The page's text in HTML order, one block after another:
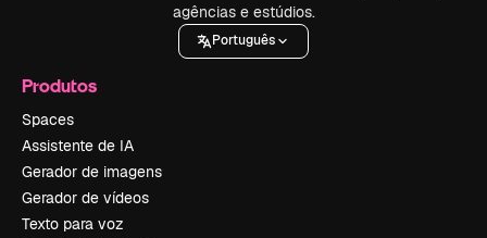
agências e estúdios.
Português
Produtos
Spaces
Assistente de IA
Gerador de imagens
Gerador de vídeos
Texto para voz